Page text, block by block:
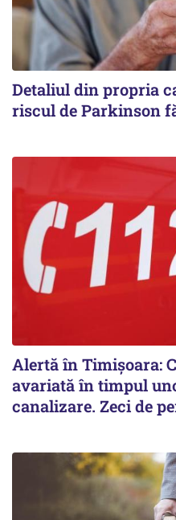
Detaliul din propria
riscul de Parkinson
Alertă în Timișoara:
avariată în timpul
canalizare. Zeci de